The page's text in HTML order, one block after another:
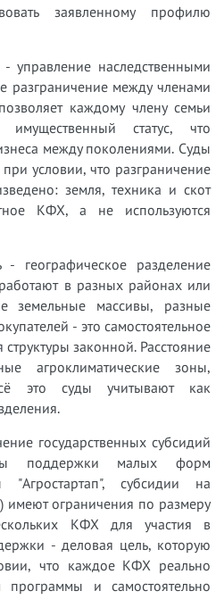
заявленному профилю
управление наследственными
разграничение между членами
каждому члену семьи
имущественный статус, что
между поколениями. Суды
условии, что разграничение
земля, техника и скот
КФХ, а не используются
- географическое разделение
в разных районах или
земельные массивы, разные
- это самостоятельное
законной. Расстояние
агроклиматические зоны,
это суды учитывают как
государственных субсидий
поддержки малых форм
"Агростартап", субсидии на
имеют ограничения по размеру
КФХ для участия в
- деловая цель, которую
что каждое КФХ реально
программы и самостоятельно